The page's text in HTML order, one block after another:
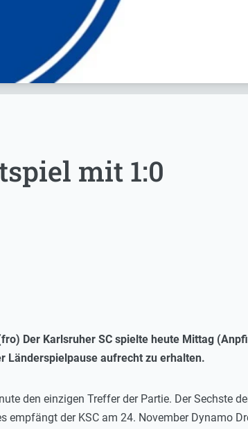
mit 1:0
Der Karlsruher SC spielte heute Mittag
Länderspielpause aufrecht zu erhalten.
den einzigen Treffer der Partie. Der Sechste
empfängt der KSC am 24. November Dynamo